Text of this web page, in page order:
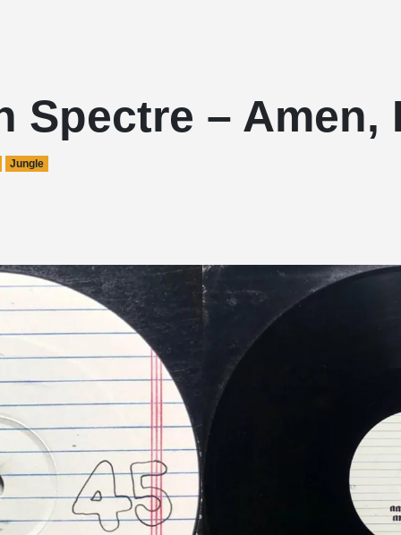
Spectre – Amen,
Jungle